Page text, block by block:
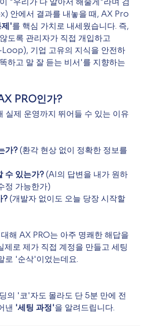
안에서 결과를 내놓을 때, AX Pro
제'를 핵심 가치로 내세웠습니다. 즉,
도록 관리자가 직접 개입하고
기업 고유의 지식을 안전하
하고 말 잘 듣는 비서'를 지향하는
PRO인가?
실제 운영까지 뛰어들 수 있는 이유
가? (환각 현상 없이 정확한 정보를
수 있는가? (AI의 답변을 내가 원하
정 가능한가)
? (개발자 없이도 오늘 당장 시작할
해 AX PRO는 아주 명쾌한 해답을
제로 제가 직접 계정을 만들고 세팅
로 '순삭'이었는데요.
의 '코'자도 몰라도 단 5분 만에 전
낸 '세팅 과정'을 알려드립니다.